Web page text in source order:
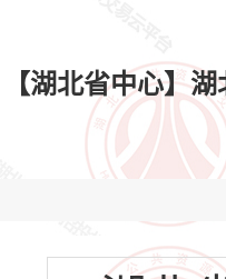
【湖北省中心】